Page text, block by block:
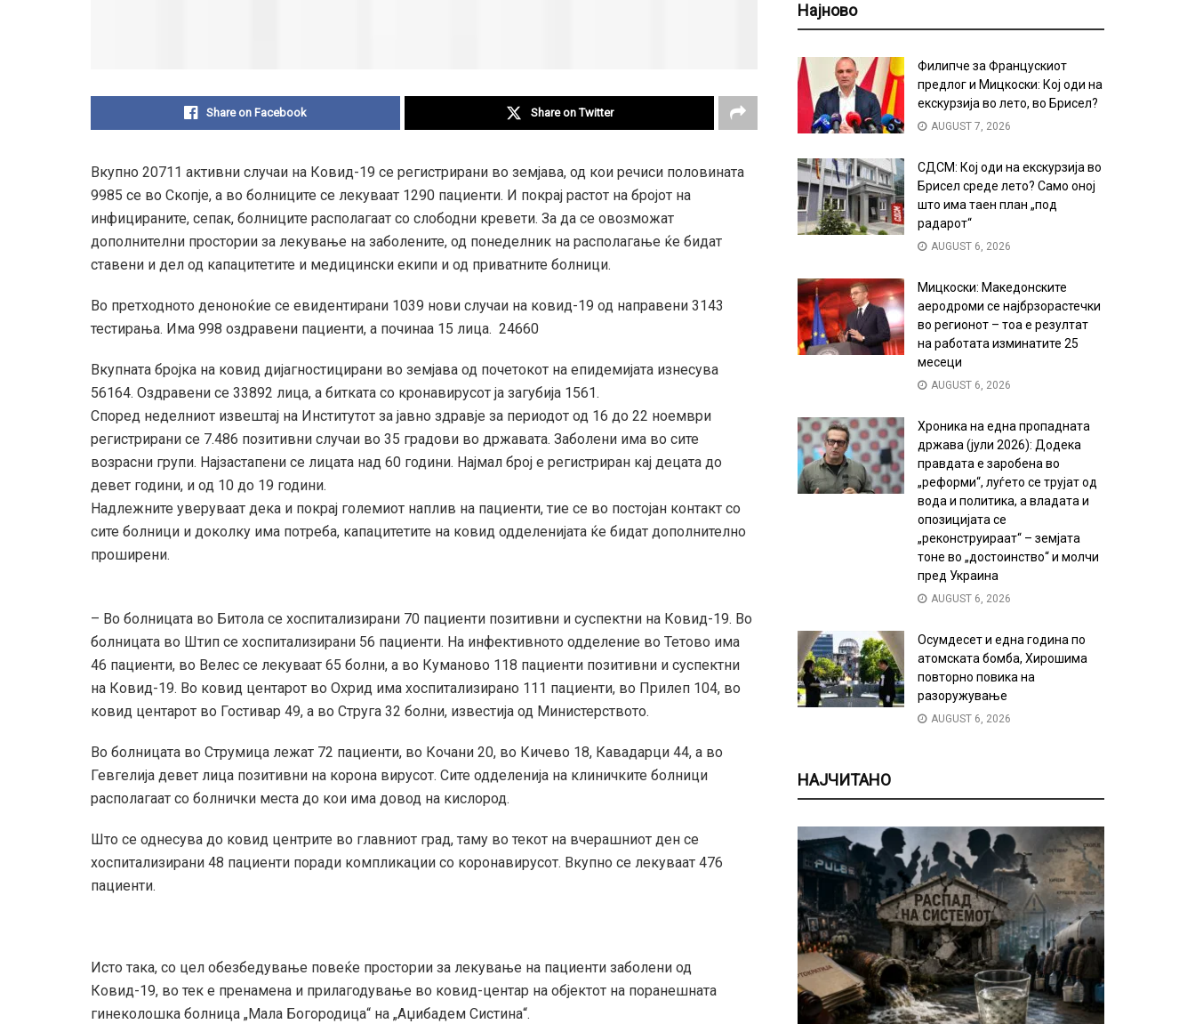
Share on Facebook Share on Twitter
Вкупно 20711 активни случаи на Ковид-19 се регистрирани во земјава, од кои речиси половината
9985 се во Скопје, а во болниците се лекуваат 1290 пациенти. И покрај растот на бројот на
инфицираните, сепак, болниците располагаат со слободни кревети. За да се овозможат
дополнителни простории за лекување на заболените, од понеделник на располагање ќе бидат
ставени и дел од капацитетите и медицински екипи и од приватните болници.
Во претходното деноноќие се евидентирани 1039 нови случаи на ковид-19 од направени 3143
тестирања. Има 998 оздравени пациенти, а починаа 15 лица. 24660
Вкупната бројка на ковид дијагностицирани во земјава од почетокот на епидемијата изнесува
56164. Оздравени се 33892 лица, а битката со кронавирусот ја загубија 1561.
Според неделниот извештај на Институтот за јавно здравје за периодот од 16 до 22 ноември
регистрирани сe 7.486 позитивни случаи во 35 градови во државата. Заболени има во сите
возрасни групи. Најзастапени се лицата над 60 години. Најмал број е регистриран кај децата до
девет години, и од 10 до 19 години.
Надлежните уверуваат дека и покрај големиот наплив на пациенти, тие се во постојан контакт со
сите болници и доколку има потреба, капацитетите на ковид одделенијата ќе бидат дополнително
проширени.
– Во болницата во Битола се хоспитализирани 70 пациенти позитивни и суспектни на Ковид-19. Во
болницата во Штип се хоспитализирани 56 пациенти. На инфективното одделение во Тетово има
46 пациенти, во Велес се лекуваат 65 болни, а во Куманово 118 пациенти позитивни и суспектни
на Ковид-19. Во ковид центарот во Охрид има хоспитализирано 111 пациенти, во Прилеп 104, во
ковид центарот во Гостивар 49, а во Струга 32 болни, известија од Министерството.
Во болницата во Струмица лежат 72 пациенти, во Кочани 20, во Кичево 18, Кавадарци 44, а во
Гевгелија девет лица позитивни на корона вирусот. Сите одделенија на клиничките болници
располагаат со болнички места до кои има довод на кислород.
Што се однесува до ковид центрите во главниот град, таму во текот на вчерашниот ден се
хоспитализирани 48 пациенти поради компликации со коронавирусот. Вкупно се лекуваат 476
пациенти.
Исто така, со цел обезбедување повеќе простории за лекување на пациенти заболени од
Ковид-19, во тек е пренамена и прилагодување во ковид-центар на објектот на поранешната
гинеколошка болница „Мала Богородица“ на „Аџибадем Систина“.
Најново
Филипче за Францускиот
предлог и Мицкоски: Кој оди на
екскурзија во лето, во Брисел?
AUGUST 7, 2026
СДСМ: Кој оди на екскурзија во
Брисел среде лето? Само оној
што има таен план „под
радарот“
AUGUST 6, 2026
Мицкоски: Македонските
аеродроми се најбрзорастечки
во регионот – тоа е резултат
на работата изминатите 25
месеци
AUGUST 6, 2026
Хроника на една пропадната
држава (јули 2026): Додека
правдата е заробена во
„реформи“, луѓето се трујат од
вода и политика, а владата и
опозицијата се
„реконструираат“ – земјата
тоне во „достоинство“ и молчи
пред Украина
AUGUST 6, 2026
Осумдесет и една година по
атомската бомба, Хирошима
повторно повика на
разоружување
AUGUST 6, 2026
НАЈЧИТАНО